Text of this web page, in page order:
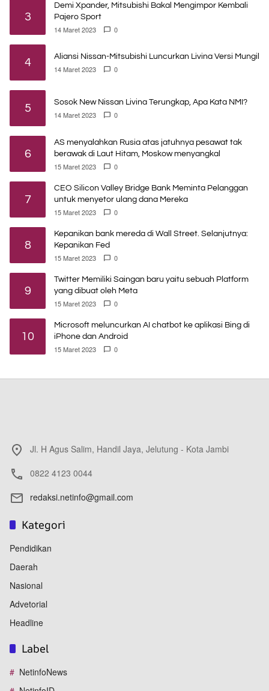
3
Demi Xpander, Mitsubishi Bakal Mengimpor Kembali
Pajero Sport
14 Maret 2023 0
4 Aliansi Nissan-Mitsubishi Luncurkan Livina Versi Mungil
14 Maret 2023 0
5 Sosok New Nissan Livina Terungkap, Apa Kata NMI?
14 Maret 2023 0
6
AS menyalahkan Rusia atas jatuhnya pesawat tak
berawak di Laut Hitam, Moskow menyangkal
15 Maret 2023 0
7
CEO Silicon Valley Bridge Bank Meminta Pelanggan
untuk menyetor ulang dana Mereka
15 Maret 2023 0
8
Kepanikan bank mereda di Wall Street. Selanjutnya:
Kepanikan Fed
15 Maret 2023 0
9
Twitter Memiliki Saingan baru yaitu sebuah Platform
yang dibuat oleh Meta
15 Maret 2023 0
10
Microsoft meluncurkan AI chatbot ke aplikasi Bing di
iPhone dan Android
15 Maret 2023 0
Jl. H Agus Salim, Handil Jaya, Jelutung - Kota Jambi
0822 4123 0044
redaksi.netinfo@gmail.com
Kategori
Pendidikan
Daerah
Nasional
Advetorial
Headline
Label
NetinfoNews